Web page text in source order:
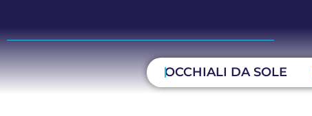
OCCHIALI DA SOLE